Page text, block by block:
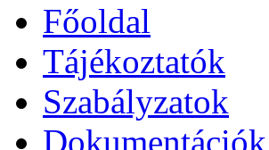
Főoldal
Tájékoztatók
Szabályzatok
Dokumentációk